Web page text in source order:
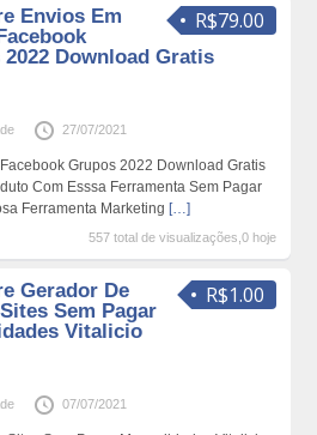
R$79.00
Envios Em
Download Gratis
27/07/2021
Grupos 2022 Download Gratis
Com Esssa Ferramenta Sem Pagar
Ferramenta Marketing […]
557 total de visualizações,0 hoje
R$1.00
Gerador De
Sem Pagar
Vitalicio
07/07/2021